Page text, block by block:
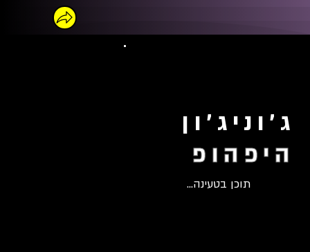
ג'וניג'ון
היפהופ
תוכן בטעינה...